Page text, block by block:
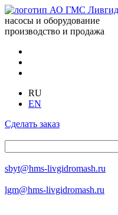
насосы и оборудование
производство и продажа
RU
EN
Сделать заказ
sbyt@hms-livgidromash.ru
lgm@hms-livgidromash.ru